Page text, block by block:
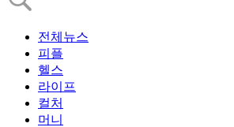
전체뉴스
피플
헬스
라이프
컬처
머니